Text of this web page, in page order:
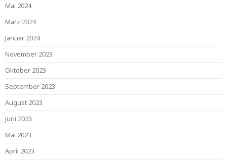
Mai 2024
März 2024
Januar 2024
November 2023
Oktober 2023
September 2023
August 2023
Juni 2023
Mai 2023
April 2023